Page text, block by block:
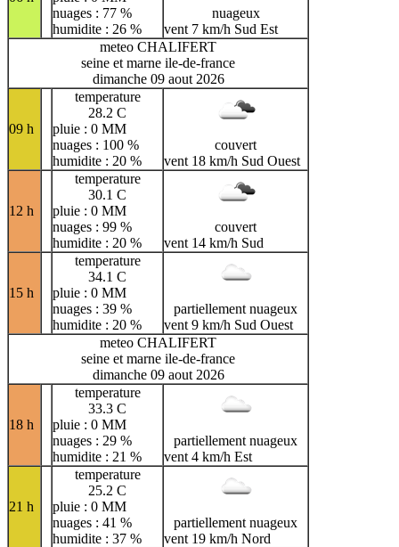
nuages : 77 %
humidite : 26 %
nuageux
vent 7 km/h Sud Est
meteo CHALIFERT
seine et marne ile-de-france
dimanche 09 aout 2026
09 h
temperature
28.2 C
pluie : 0 MM
nuages : 100 %
humidite : 20 %
couvert
vent 18 km/h Sud Ouest
12 h
temperature
30.1 C
pluie : 0 MM
nuages : 99 %
humidite : 20 %
couvert
vent 14 km/h Sud
15 h
temperature
34.1 C
pluie : 0 MM
nuages : 39 %
humidite : 20 %
partiellement nuageux
vent 9 km/h Sud Ouest
meteo CHALIFERT
seine et marne ile-de-france
dimanche 09 aout 2026
18 h
temperature
33.3 C
pluie : 0 MM
nuages : 29 %
humidite : 21 %
partiellement nuageux
vent 4 km/h Est
21 h
temperature
25.2 C
pluie : 0 MM
nuages : 41 %
humidite : 37 %
partiellement nuageux
vent 19 km/h Nord